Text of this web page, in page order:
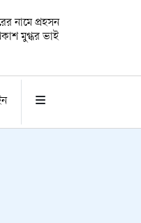
নামে প্রহসন
মুগ্ধর ভাই